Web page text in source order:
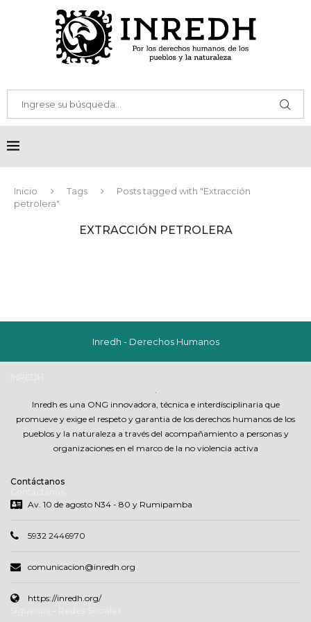
Inicio Tags
Posts tagged with "Extracción
petrolera"
EXTRACCIÓN PETROLERA
Inredh - Derechos Humanos
.
Inredh es una ONG innovadora, técnica e interdisciplinaria que
promueve y exige el respeto y garantia de los derechos humanos de los
pueblos y la naturaleza a través del acompañamiento a personas y
organizaciones en el marco de la no violencia activa
Contáctanos
Av. 10 de agosto N34 - 80 y Rumipamba
5932 2446970
comunicacion@inredh.org
https://inredh.org/